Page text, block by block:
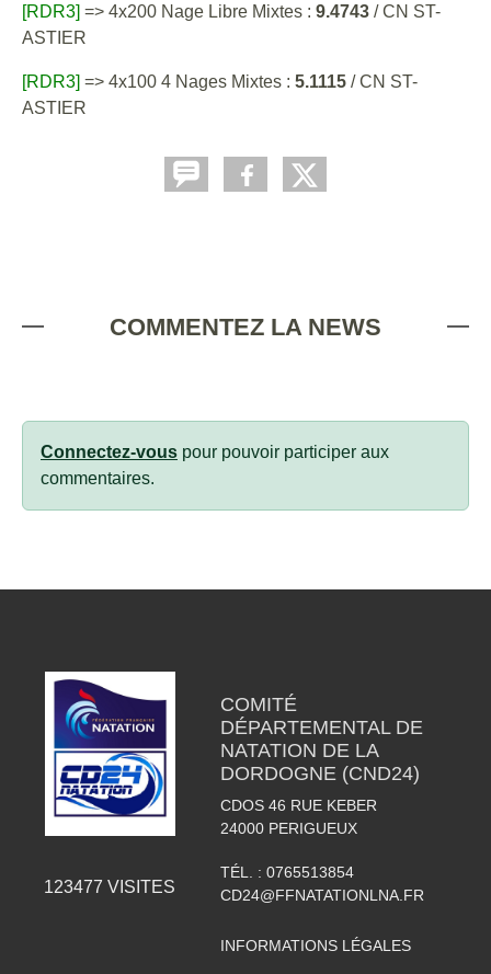
[RDR3] => 4x200 Nage Libre Mixtes : 9.4743 / CN ST-
ASTIER
[RDR3] => 4x100 4 Nages Mixtes : 5.1115 / CN ST-
ASTIER
COMMENTEZ LA NEWS
Connectez-vous pour pouvoir participer aux
commentaires.
123477 VISITES
COMITÉ
DÉPARTEMENTAL DE
NATATION DE LA
DORDOGNE (CND24)
CDOS 46 RUE KEBER
24000 PERIGUEUX
TÉL. : 0765513854
CD24@FFNATATIONLNA.FR
INFORMATIONS LÉGALES